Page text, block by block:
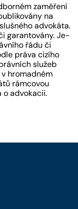
zaměření
na
advokáta.
garantovány. Je-
řádu či
práva cizího
služeb
hromadném
rámcovou
o advokacii.